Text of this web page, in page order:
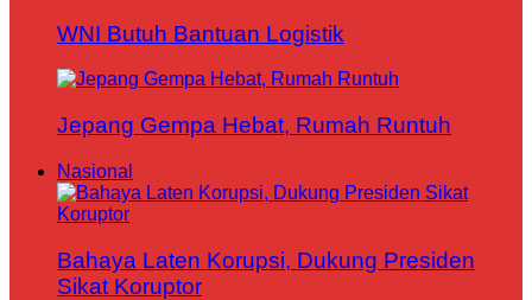
WNI Butuh Bantuan Logistik
Jepang Gempa Hebat, Rumah Runtuh
Nasional
Bahaya Laten Korupsi, Dukung Presiden
Sikat Koruptor